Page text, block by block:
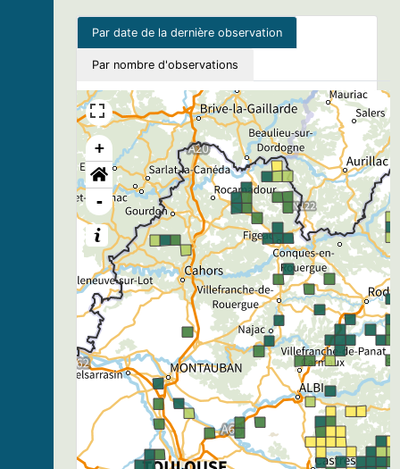
Par date de la dernière observation
Par nombre d'observations
+
-